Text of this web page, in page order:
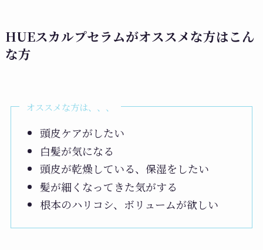
HUEスカルプセラムがオススメな方はこん
な方
オススメな方は、、、
頭皮ケアがしたい
白髪が気になる
頭皮が乾燥している、保湿をしたい
髪が細くなってきた気がする
根本のハリコシ、ボリュームが欲しい